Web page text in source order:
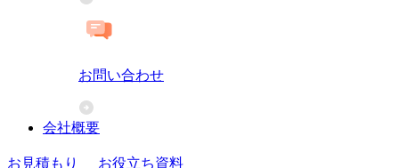
お問い合わせ
会社概要
お見積もり
お役立ち資料